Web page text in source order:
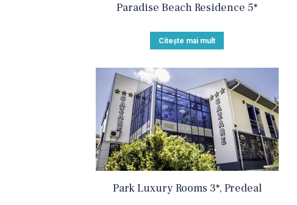
Paradise Beach Residence 5*
Citește mai mult
Park Luxury Rooms 3*, Predeal